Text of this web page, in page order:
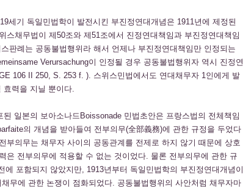
세기 독일민법학이 발전시킨 부진정연대개념은 1911년에 제정된
스채무법이 제50조와 제51조에서 진정연대책임과 부진정연대책임
판례는 공동불법행위라 해서 언제나 부진정연대책임만 인정되는
Verursachung이 인정될 경우 공동불법행위자 역시 진정연
106 II 250, S. 253 f. ). 스위스민법에서도 연대채무자 1인에게 발
효력을 지닐 뿐이다.
일본의 보아소나드Boissonade 민법초안은 프랑스법의 전체책임
의 개념을 받아들여 전부의무(全部義務)에 관한 규정을 두었다
부의무는 채무자 사이의 공동관계를 전제로 하지 않기 때문에 상호
은 전부의무에 적용할 수 없는 것이었다. 물론 전부의무에 관한 규
에 포함되지 않았지만, 1913년부터 독일민법학의 부진정연대개념이
무에 관한 논쟁이 점화되었다. 공동불법행위의 사안처럼 채무자마